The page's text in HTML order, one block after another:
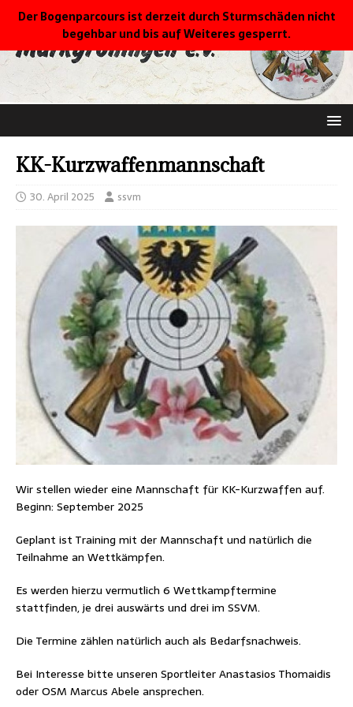
Der Bogenparcours ist derzeit durch Sturmschäden nicht
begehbar und bis auf Weiteres gesperrt.
KK-Kurzwaffenmannschaft
30. April 2025 ssvm
Wir stellen wieder eine Mannschaft für KK-Kurzwaffen auf.
Beginn: September 2025
Geplant ist Training mit der Mannschaft und natürlich die
Teilnahme an Wettkämpfen.
Es werden hierzu vermutlich 6 Wettkampftermine
stattfinden, je drei auswärts und drei im SSVM.
Die Termine zählen natürlich auch als Bedarfsnachweis.
Bei Interesse bitte unseren Sportleiter Anastasios Thomaidis
oder OSM Marcus Abele ansprechen.